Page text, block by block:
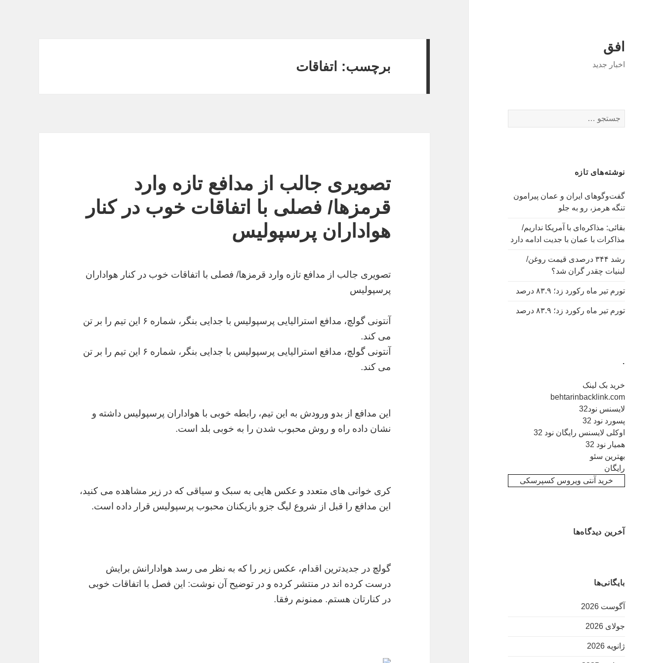
افق
اخبار جدید
برای:
نوشته‌های تازه
گفت‌وگوهای ایران و عمان پیرامون
تنگه هرمز، رو به جلو
بقائی: مذاکره‌ای با آمریکا نداریم/
مذاکرات با عمان با جدیت ادامه دارد
رشد ۳۴۴ درصدی قیمت روغن/
لبنیات چقدر گران شد؟
تورم تیر ماه رکورد زد؛ ۸۳.۹ درصد
تورم تیر ماه رکورد زد؛ ۸۳.۹ درصد
.
خرید بک لینک
behtarinbacklink.com
لایسنس نود32
پسورد نود 32
اوکلی لایسنس رایگان نود 32
همیار نود 32
بهترین سئو
رایگان
خرید آنتی ویروس کسپرسکی
آخرین دیدگاه‌ها
بایگانی‌ها
آگوست 2026
جولای 2026
ژانویه 2026
برچسب: اتفاقات
تصویری جالب از مدافع تازه وارد
قرمزها/ فصلی با اتفاقات خوب در کنار
هواداران پرسپولیس
تصویری جالب از مدافع تازه وارد قرمزها/ فصلی با اتفاقات خوب در کنار هواداران
پرسپولیس
آنتونی گولچ، مدافع استرالیایی پرسپولیس با جدایی بنگر، شماره ۶ این تیم را بر تن
می کند.
آنتونی گولچ، مدافع استرالیایی پرسپولیس با جدایی بنگر، شماره ۶ این تیم را بر تن
می کند.
این مدافع از بدو ورودش به این تیم، رابطه خوبی با هواداران پرسپولیس داشته و
نشان داده راه و روش محبوب شدن را به خوبی بلد است.
کری خوانی های متعدد و عکس هایی به سبک و سیاقی که در زیر مشاهده می کنید،
این مدافع را قبل از شروع لیگ جزو بازیکنان محبوب پرسپولیس قرار داده است.
گولچ در جدیدترین اقدام، عکس زیر را که به نظر می رسد هوادارانش برایش
درست کرده اند در منتشر کرده و در توضیح آن نوشت: این فصل با اتفاقات خوبی
در کنارتان هستم. ممنونم رفقا.